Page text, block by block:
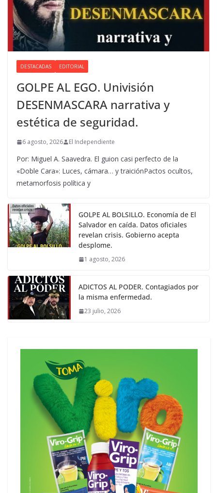
DESTACADAS EDITORIAL
GOLPE AL EGO. Univisión
DESENMASCARA narrativa y
estética de seguridad.
6 agosto, 2026 El Independiente
Por: Miguel A. Saavedra. El guion casi perfecto de la
«Doble Cara»: Luces, cámara… y traiciónPactos ocultos,
metamorfosis política y
GOLPE AL BOLSILLO. Economía de El
Salvador en caída. Datos oficiales
revelan crisis. Gobierno acepta
desplome.
1 agosto, 2026
ADICTOS AL PODER. Contagiados por
la misma enfermedad.
23 julio, 2026